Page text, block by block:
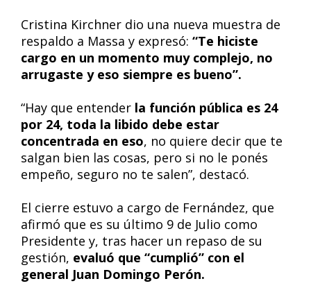
Cristina Kirchner dio una nueva muestra de
respaldo a Massa y expresó: “Te hiciste
cargo en un momento muy complejo, no
arrugaste y eso siempre es bueno”.
“Hay que entender la función pública es 24
por 24, toda la libido debe estar
concentrada en eso, no quiere decir que te
salgan bien las cosas, pero si no le ponés
empeño, seguro no te salen”, destacó.
El cierre estuvo a cargo de Fernández, que
afirmó que es su último 9 de Julio como
Presidente y, tras hacer un repaso de su
gestión, evaluó que “cumplió” con el
general Juan Domingo Perón.